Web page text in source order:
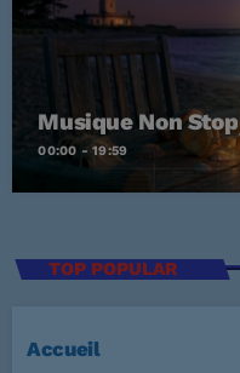
Musique Non Stop
00:00 - 19:59
TOP POPULAR
Accueil